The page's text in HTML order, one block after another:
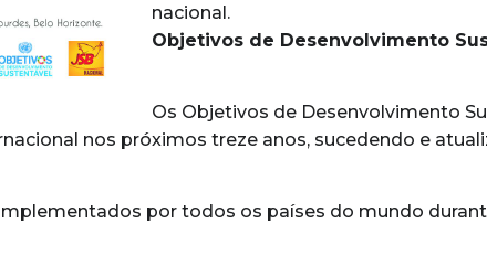
nacional.
Objetivos de Desenvolvimento
Os Objetivos de Desenvolvimento
nos próximos treze anos, sucedendo e
por todos os países do mundo